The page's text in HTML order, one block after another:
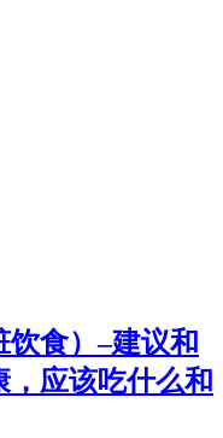
食）–建议和
应该吃什么和